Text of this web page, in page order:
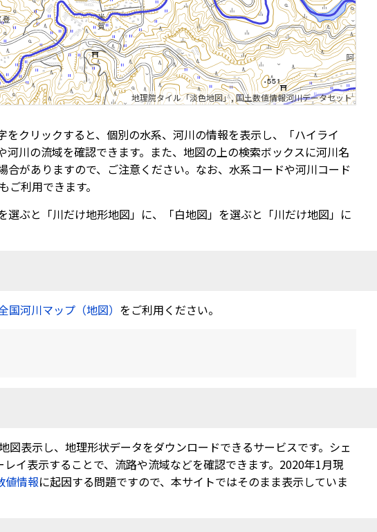
地理院タイル「淡色地図」,国土数値情報河川データセット
クリックすると、個別の水系、河川の情報を表示し、「ハイライ
川の流域を確認できます。また、地図の上の検索ボックスに河川名
がありますので、ご注意ください。なお、水系コードや河川コード
利用できます。
ぶと「川だけ地形地図」に、「白地図」を選ぶと「川だけ地図」に
国河川マップ（地図） をご利用ください。
表示し、地理形状データをダウンロードできるサービスです。シェ
イ表示することで、流路や流域などを確認できます。2020年1月現
値情報に起因する問題ですので、本サイトではそのまま表示していま